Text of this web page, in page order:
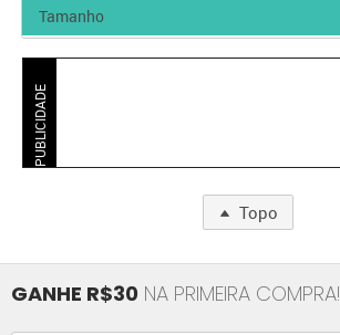
PUBLICIDADE
Topo
GANHE R$30 NA PRIMEIRA COMPRA!